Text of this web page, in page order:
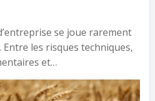
se joue rarement
les risques techniques,
et…